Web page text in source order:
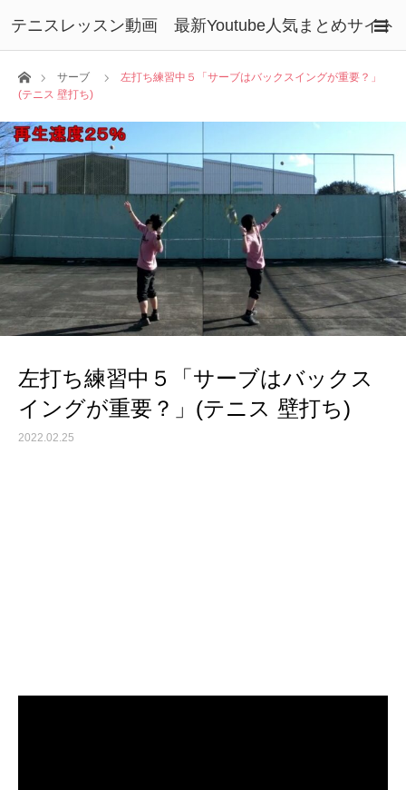
テニスレッスン動画 最新Youtube人気まとめサイト
ホームサーブ
左打ち練習中５「サーブはバックスイングが重要？」
(テニス 壁打ち)
左打ち練習中５「サーブはバックス
イングが重要？」(テニス 壁打ち)
2022.02.25